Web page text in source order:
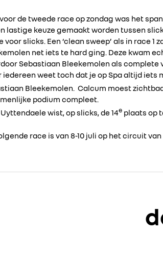
de tweede race op zondag was het
lastige keuze gemaakt worden tussen
voor slicks. Een ‘clean sweep’ als in race
net iets te hard ging. Deze kwam
Sebastiaan Bleekemolen als complete
iedereen weet toch dat je op Spa altijd
Bleekemolen. Calcum moest
podium compleet.
wist, op slicks, de 14e plaats op
race is van 8-10 juli op het circuit